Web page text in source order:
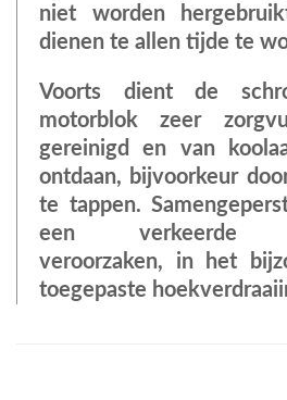
niet worden
dienen te allen tijde te
Voorts dient de
motorblok zeer
gereinigd en van
ontdaan, bijvoorkeur
te tappen.
een verkeerde
veroorzaken, in het
toegepaste